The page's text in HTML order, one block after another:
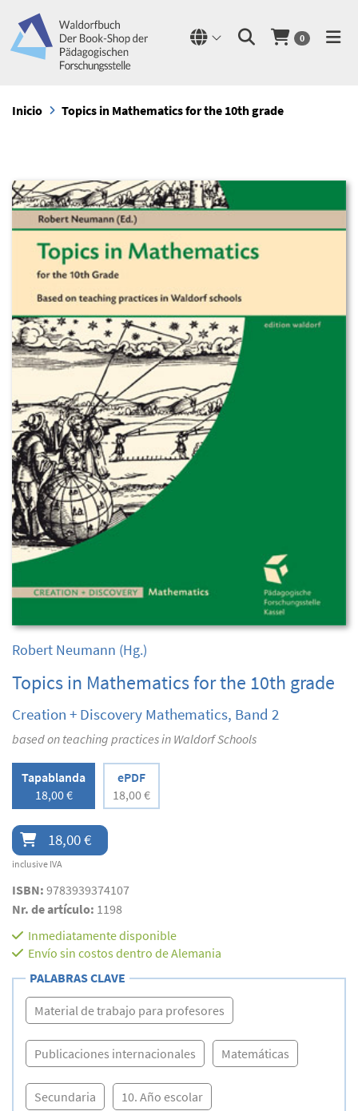
0
Inicio Topics in Mathematics for the 10th grade
Robert Neumann (Hg.)
Topics in Mathematics for the 10th grade
Creation + Discovery Mathematics, Band 2
based on teaching practices in Waldorf Schools
Tapablanda
18,00 €
ePDF
18,00 €
18,00 €
inclusive IVA
ISBN: 9783939374107
Nr. de artículo: 1198
Inmediatamente disponible
Envío sin costos dentro de Alemania
PALABRAS CLAVE
Material de trabajo para profesores
Publicaciones internacionales Matemáticas
Secundaria 10. Año escolar